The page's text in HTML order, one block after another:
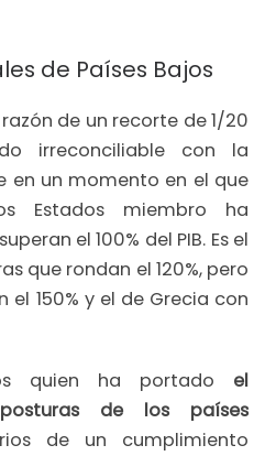
de Países Bajos
de un recorte de 1/20
irreconciliable con la
en un momento en el que
Estados miembro ha
el 100% del PIB. Es el
que rondan el 120%, pero
150% y el de Grecia con
quien ha portado el
de los países
de un cumplimiento